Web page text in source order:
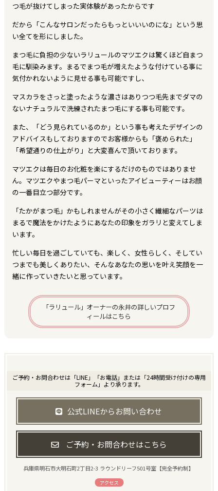
つ毛が抜けてしまった実体験があったからです
だから「こんなサロンだったらもっといいいのにな」という思
い全てを形にしました。
まつ毛に負担の少ないラリュールのマツエクは驚くほど自まつ
毛に馴染みます。まるでまつ毛が増えたような付けている事に
気付かれないように見せる事も可能ですし、
マスカラをさっと塗ったような濃さはありつつ毛先までダマの
ないナチュラルで洗練されたまつ毛にする事も可能です。
また、「どう見られているのか」という事も考えたデザインの
アドバイスもしておりますのでお客様からも「褒められた」
「希望通りの仕上がり」と大変喜んで頂いております。
マツエクは毎日のお化粧を楽にするだけのものではありませ
ん。マツエクやまつ毛パーマといったアイビューティーはお顔
の一番目立つ部分です。
「たかがまつ毛」かもしれませんがその小さく繊細なパーツは
まるで魔法をかけたようにあなたの印象をガラリと変えてしま
います。
忙しい毎日を過ごしていても、楽しく、女性らしく、そしてい
つまでも美しくありたい、そんなあなたの思いを叶え笑顔を一
緒に作っていきたいと思っています。
「ラリュール」オーナーの永井の詳しいプロフ
ィールはこちら
ご予約・お問合わせは「LINE」「お電話」または「24時間受け付けの専用
フォーム」より承ります。
公式LINEからお問い合わせ
ご予約・お問合わせはこちら
兵庫県明石市大明石町2丁目2-3 ラウンドリーフ501号室【完全予約制】
アクセス